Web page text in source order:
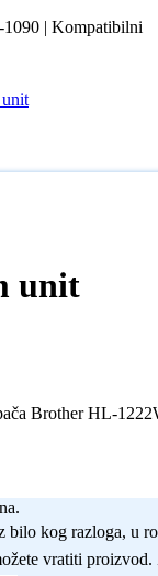
| Kompatibilni
unit
Brother HL-
bilo kog razloga, u
vratiti proizvod.